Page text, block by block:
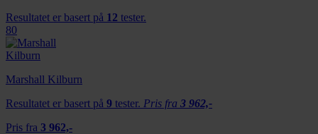
Resultatet er basert på 12 tester.
80
Marshall Kilburn
Resultatet er basert på 9 tester. Pris fra 3 962,-
Pris fra 3 962,-